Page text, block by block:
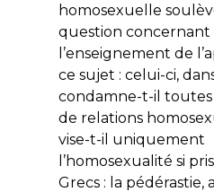
homosexuelle
question concernant
l’enseignement de
ce sujet : celui-ci,
condamne-t-il toutes
de relations
vise-t-il uniquement
l’homosexualité si
Grecs : la pédérastie,